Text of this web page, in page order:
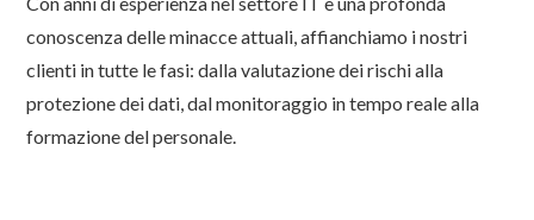
conoscenza delle minacce attuali, affianchiamo i nostri
clienti in tutte le fasi: dalla valutazione dei rischi alla
protezione dei dati, dal monitoraggio in tempo reale alla
formazione del personale.